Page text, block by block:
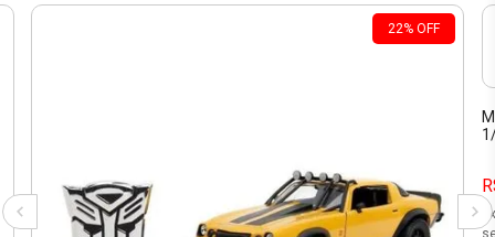
22% OFF